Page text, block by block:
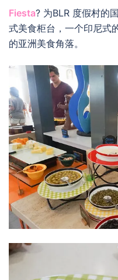
Fiesta? 为BLR 度假村的
式美食柜台，一个印尼式
的亚洲美食角落。